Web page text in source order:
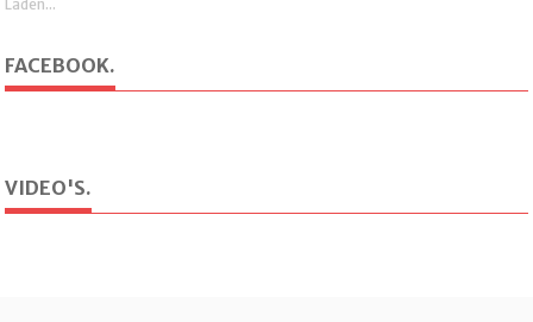
Laden...
FACEBOOK.
VIDEO'S.